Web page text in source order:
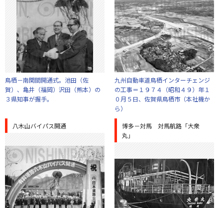
鳥栖－南関間開通式。池田（佐
賀）、亀井（福岡）沢田（熊本）の
３県知事が握手。
九州自動車道鳥栖インターチェンジ
の工事＝１９７４（昭和４９）年１
０月５日、佐賀県鳥栖市（本社機か
ら）
八木山バイパス開通
博多－対馬 対馬航路「大衆
丸」